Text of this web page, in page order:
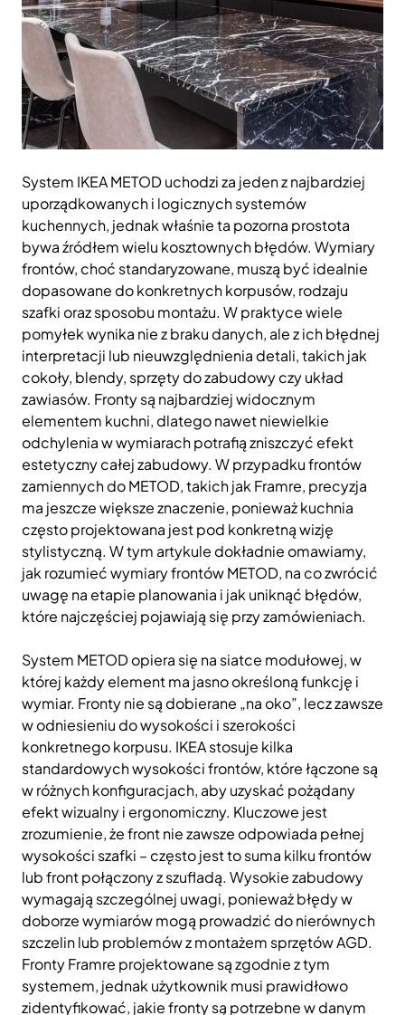
System IKEA METOD uchodzi za jeden z najbardziej
uporządkowanych i logicznych systemów
kuchennych, jednak właśnie ta pozorna prostota
bywa źródłem wielu kosztownych błędów. Wymiary
frontów, choć standaryzowane, muszą być idealnie
dopasowane do konkretnych korpusów, rodzaju
szafki oraz sposobu montażu. W praktyce wiele
pomyłek wynika nie z braku danych, ale z ich błędnej
interpretacji lub nieuwzględnienia detali, takich jak
cokoły, blendy, sprzęty do zabudowy czy układ
zawiasów. Fronty są najbardziej widocznym
elementem kuchni, dlatego nawet niewielkie
odchylenia w wymiarach potrafią zniszczyć efekt
estetyczny całej zabudowy. W przypadku frontów
zamiennych do METOD, takich jak Framre, precyzja
ma jeszcze większe znaczenie, ponieważ kuchnia
często projektowana jest pod konkretną wizję
stylistyczną. W tym artykule dokładnie omawiamy,
jak rozumieć wymiary frontów METOD, na co zwrócić
uwagę na etapie planowania i jak uniknąć błędów,
które najczęściej pojawiają się przy zamówieniach.
System METOD opiera się na siatce modułowej, w
której każdy element ma jasno określoną funkcję i
wymiar. Fronty nie są dobierane „na oko”, lecz zawsze
w odniesieniu do wysokości i szerokości
konkretnego korpusu. IKEA stosuje kilka
standardowych wysokości frontów, które łączone są
w różnych konfiguracjach, aby uzyskać pożądany
efekt wizualny i ergonomiczny. Kluczowe jest
zrozumienie, że front nie zawsze odpowiada pełnej
wysokości szafki – często jest to suma kilku frontów
lub front połączony z szufladą. Wysokie zabudowy
wymagają szczególnej uwagi, ponieważ błędy w
doborze wymiarów mogą prowadzić do nierównych
szczelin lub problemów z montażem sprzętów AGD.
Fronty Framre projektowane są zgodnie z tym
systemem, jednak użytkownik musi prawidłowo
zidentyfikować, jakie fronty są potrzebne w danym